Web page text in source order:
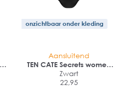
onzichtbaar onder kleding
Aansluitend
TEN CATE Secrets women
high waist brief (1-pack)
Zwart
22,95